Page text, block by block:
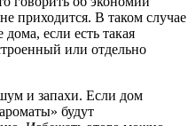
приходится. В таком случае
если есть такая
или отдельно
и запахи. Если дом
будут